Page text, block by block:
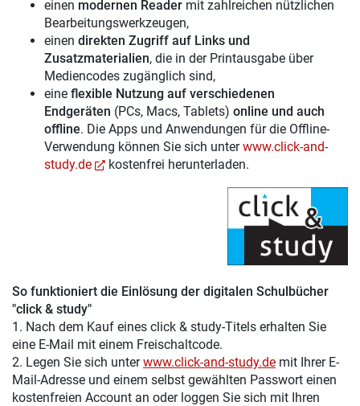
einen modernen Reader mit zahlreichen nützlichen
Bearbeitungswerkzeugen,
einen direkten Zugriff auf Links und
Zusatzmaterialien, die in der Printausgabe über
Mediencodes zugänglich sind,
eine flexible Nutzung auf verschiedenen
Endgeräten (PCs, Macs, Tablets) online und auch
offline. Die Apps und Anwendungen für die Offline-
Verwendung können Sie sich unterwww.click-and-
study.de
kostenfrei herunterladen.
So funktioniert die Einlösung der digitalen Schulbücher
"click & study"
1. Nach dem Kauf eines click & study-Titels erhalten Sie
eine E-Mail mit einem Freischaltcode.
2. Legen Sie sich unterwww.click-and-study.de mit Ihrer E-
Mail-Adresse und einem selbst gewählten Passwort einen
kostenfreien Account an oder loggen Sie sich mit Ihren